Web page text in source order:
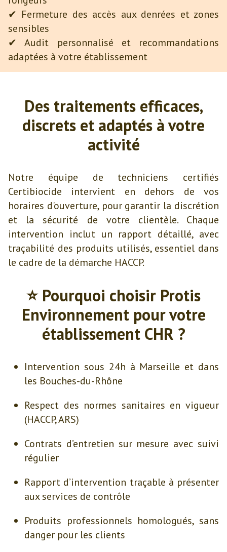
✔ Fermeture des accès aux denrées et zones
sensibles
✔ Audit personnalisé et recommandations
adaptées à votre établissement
Des traitements efficaces,
discrets et adaptés à votre
activité
Notre équipe de techniciens certifiés
Certibiocide intervient en dehors de vos
horaires d'ouverture, pour garantir la discrétion
et la sécurité de votre clientèle. Chaque
intervention inclut un rapport détaillé, avec
traçabilité des produits utilisés, essentiel dans
le cadre de la démarche HACCP.
⭐ Pourquoi choisir Protis
Environnement pour votre
établissement CHR ?
Intervention sous 24h à Marseille et dans
les Bouches-du-Rhône
Respect des normes sanitaires en vigueur
(HACCP, ARS)
Contrats d’entretien sur mesure avec suivi
régulier
Rapport d’intervention traçable à présenter
aux services de contrôle
Produits professionnels homologués, sans
danger pour les clients